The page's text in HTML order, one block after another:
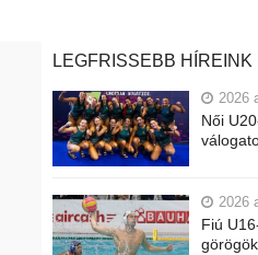
LEGFRISSEBB HÍREINK
2026
Női
2026
Fiú